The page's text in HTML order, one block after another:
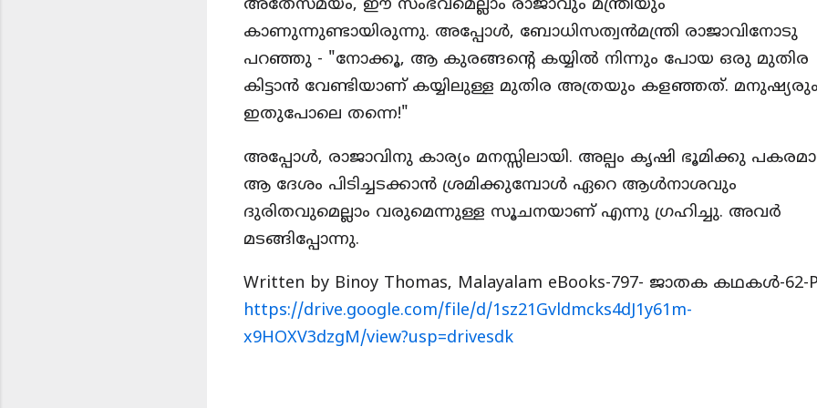
അതേസമയം, ഈ സംഭവമെല്ലാം രാജാവും മന്ത്രിയും
കാണുന്നുണ്ടായിരുന്നു. അപ്പോൾ, ബോധിസത്വൻമന്ത്രി രാജാവിനോടു
പറഞ്ഞു - "നോക്കൂ, ആ കുരങ്ങന്റെ കയ്യിൽ നിന്നും പോയ ഒരു മുതിര
കിട്ടാൻ വേണ്ടിയാണ് കയ്യിലുള്ള മുതിര അത്രയും കളഞ്ഞത്. മനുഷ്യരും
ഇതുപോലെ തന്നെ!"
അപ്പോൾ, രാജാവിനു കാര്യം മനസ്സിലായി. അല്പം കൃഷി ഭൂമിക്കു
ആ ദേശം പിടിച്ചടക്കാൻ ശ്രമിക്കുമ്പോൾ ഏറെ ആൾനാശവും
ദുരിതവുമെല്ലാം വരുമെന്നുള്ള സൂചനയാണ് എന്നു ഗ്രഹിച്ചു. അവർ
മടങ്ങിപ്പോന്നു.
Written by Binoy Thomas, Malayalam eBooks-797- ജാതക കഥകൾ-62-
https://drive.google.com/file/d/1sz21Gvldmcks4dJ1y61m-
x9HOXV3dzgM/view?usp=drivesdk